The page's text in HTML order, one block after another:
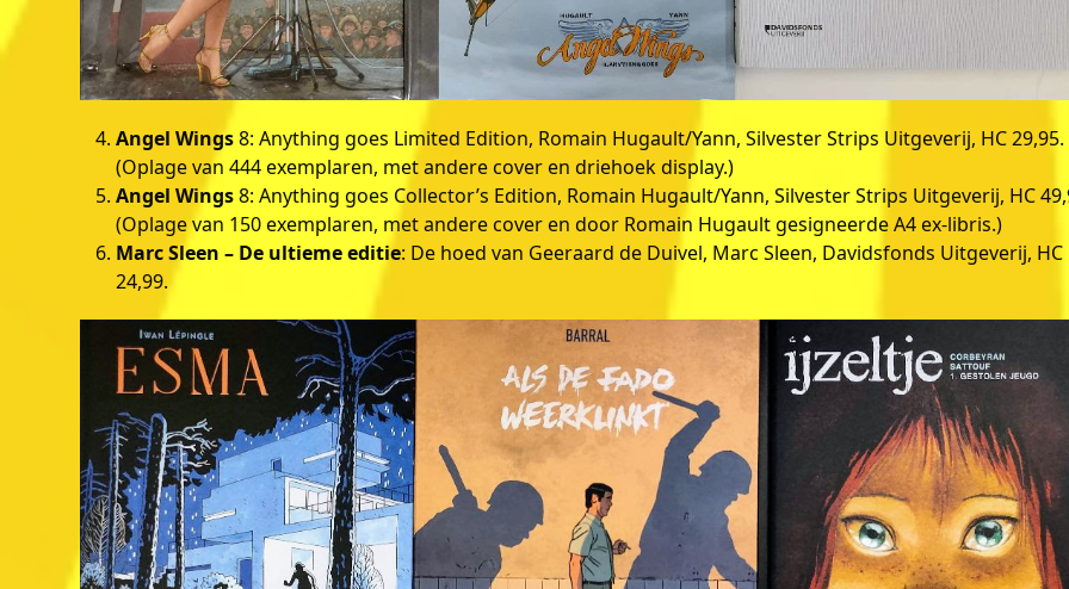
Angel Wings8: Anything goes Limited Edition, Romain Hugault/Yann, Silvester Strips Uitgeverij, HC 29,95.
(Oplage van 444 exemplaren, met andere cover en driehoek display.)
Angel Wings8: Anything goes Collector’s Edition, Romain Hugault/Yann, Silvester Strips Uitgeverij, HC
(Oplage van 150 exemplaren, met andere cover en door Romain Hugault gesigneerde A4 ex-libris.)
Marc Sleen – De ultieme editie: De hoed van Geeraard de Duivel, Marc Sleen, Davidsfonds Uitgeverij, HC
24,99.